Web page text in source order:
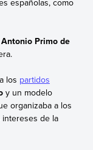
Primo de
los partidos
y un modelo
organizaba a los
de la